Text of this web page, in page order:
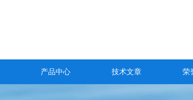
产品中心 技术文章 荣